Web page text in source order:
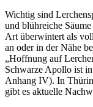
Wichtig sind
und blühreiche
Art überwintert als
an oder in der Nähe
„Hoffnung auf
Schwarze Apollo ist
Anhang IV). In
gibt es aktuelle